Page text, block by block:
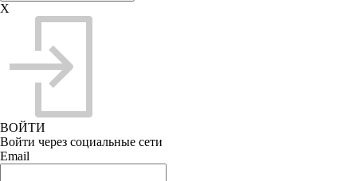
X
ВОЙТИ
Войти через социальные сети
Email